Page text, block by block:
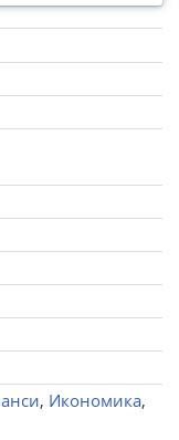
, Икономика,